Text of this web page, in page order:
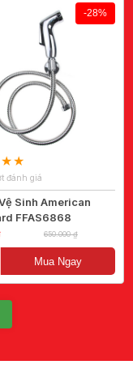
-28%
đánh giá
Sinh American
FFAS6868
650.000 ₫
Mua Ngay